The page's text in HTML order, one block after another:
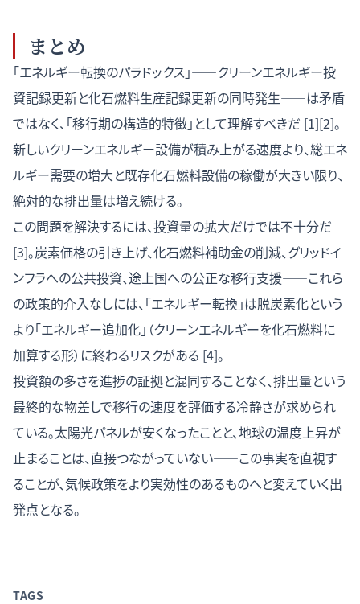
まとめ
「エネルギー転換のパラドックス」——クリーンエネルギー投
資記録更新と化石燃料生産記録更新の同時発生——は矛盾
ではなく、「移行期の構造的特徴」として理解すべきだ [1][2]。
新しいクリーンエネルギー設備が積み上がる速度より、総エネ
ルギー需要の増大と既存化石燃料設備の稼働が大きい限り、
絶対的な排出量は増え続ける。
この問題を解決するには、投資量の拡大だけでは不十分だ
[3]。炭素価格の引き上げ、化石燃料補助金の削減、グリッドイ
ンフラへの公共投資、途上国への公正な移行支援——これら
の政策的介入なしには、「エネルギー転換」は脱炭素化という
より「エネルギー追加化」（クリーンエネルギーを化石燃料に
加算する形）に終わるリスクがある [4]。
投資額の多さを進捗の証拠と混同することなく、排出量という
最終的な物差しで移行の速度を評価する冷静さが求められ
ている。太陽光パネルが安くなったことと、地球の温度上昇が
止まることは、直接つながっていない——この事実を直視す
ることが、気候政策をより実効性のあるものへと変えていく出
発点となる。
TAGS